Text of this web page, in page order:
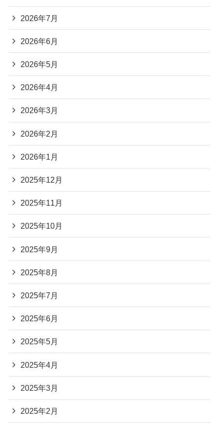
2026年7月
2026年6月
2026年5月
2026年4月
2026年3月
2026年2月
2026年1月
2025年12月
2025年11月
2025年10月
2025年9月
2025年8月
2025年7月
2025年6月
2025年5月
2025年4月
2025年3月
2025年2月